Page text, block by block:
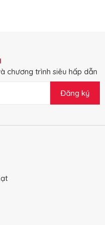
chương trình siêu hấp dẫn
Đăng ký